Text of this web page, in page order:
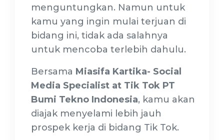
menguntungkan. Namun untuk
kamu yang ingin mulai terjuan di
bidang ini, tidak ada salahnya
untuk mencoba terlebih dahulu.
Bersama Miasifa Kartika- Social
Media Specialist at Tik Tok PT
Bumi Tekno Indonesia, kamu akan
diajak menyelami lebih jauh
prospek kerja di bidang Tik Tok.